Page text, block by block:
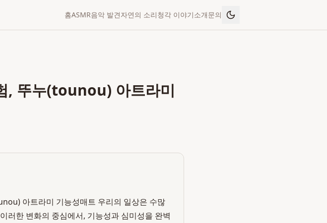
홈ASMR음악 발견자연의 소리청각 이야기소개문의
, 뚜누(tounou) 아트라미
아트라미 기능성매트 우리의 일상은 수많
러한 변화의 중심에서, 기능성과 심미성을 완벽